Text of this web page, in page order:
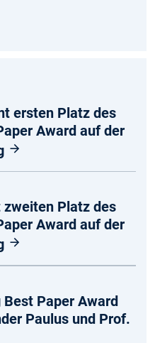
ersten Platz des
Award auf der
Platz des
Award auf der
Best Paper Award
Paulus und Prof.